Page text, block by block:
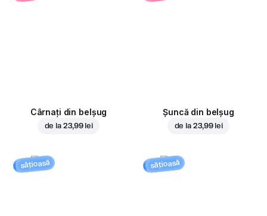
Cârnați din belșug
de la 23,99 lei
Șuncă din belșug
de la 23,99 lei
sățioasă sățioasă